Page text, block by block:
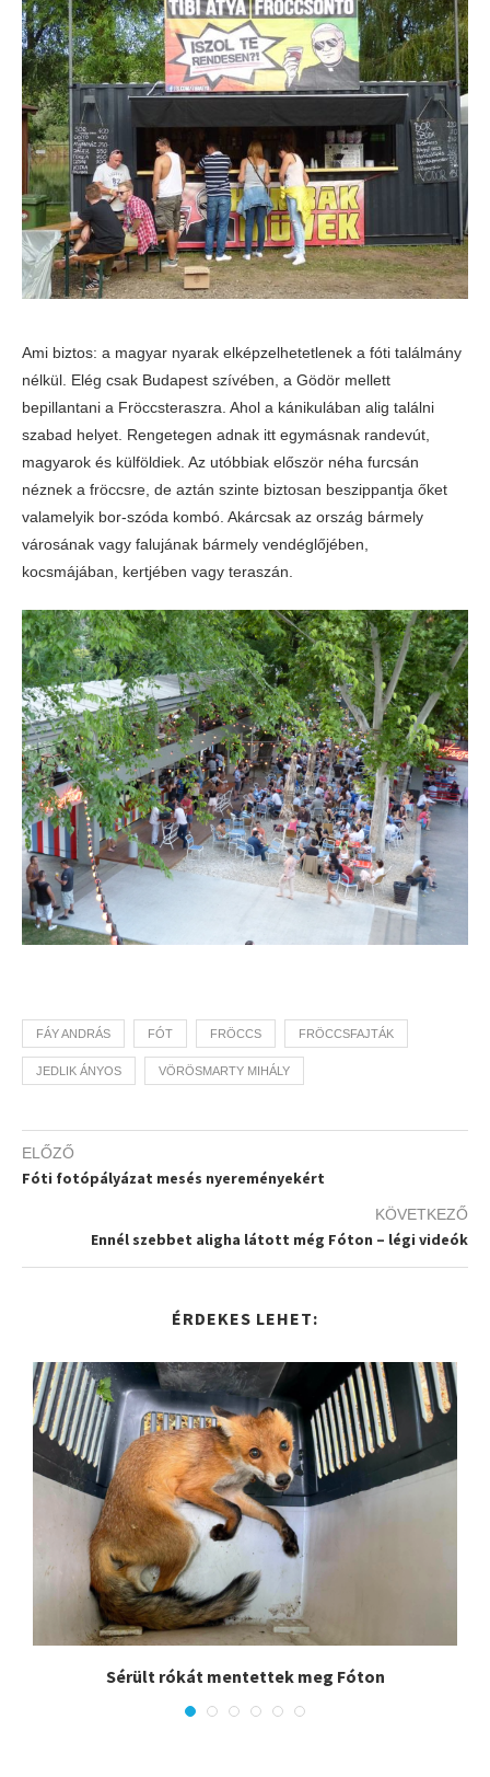
Ami biztos: a magyar nyarak elképzelhetetlenek a fóti találmány
nélkül. Elég csak Budapest szívében, a Gödör mellett
bepillantani a Fröccsteraszra. Ahol a kánikulában alig találni
szabad helyet. Rengetegen adnak itt egymásnak randevút,
magyarok és külföldiek. Az utóbbiak először néha furcsán
néznek a fröccsre, de aztán szinte biztosan beszippantja őket
valamelyik bor-szóda kombó. Akárcsak az ország bármely
városának vagy falujának bármely vendéglőjében,
kocsmájában, kertjében vagy teraszán.
FÁY ANDRÁS FÓT FRÖCCS FRÖCCSFAJTÁK
JEDLIK ÁNYOS VÖRÖSMARTY MIHÁLY
ELŐZŐ
Fóti fotópályázat mesés nyereményekért
KÖVETKEZŐ
Ennél szebbet aligha látott még Fóton – légi videók
ÉRDEKES LEHET:
Sérült rókát mentettek meg Fóton